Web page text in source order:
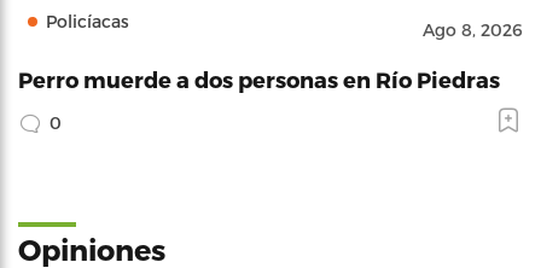
Policíacas Ago 8, 2026
Perro muerde a dos personas en Río Piedras
0
Opiniones